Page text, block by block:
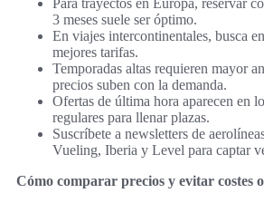
Para trayectos en Europa, reservar
3 meses suele ser óptimo.
En viajes intercontinentales, busca
mejores tarifas.
Temporadas altas requieren mayor
precios suben con la demanda.
Ofertas de última hora aparecen en
regulares para llenar plazas.
Suscríbete a newsletters de
Vueling, Iberia y Level para captar
Cómo comparar precios y evitar costes